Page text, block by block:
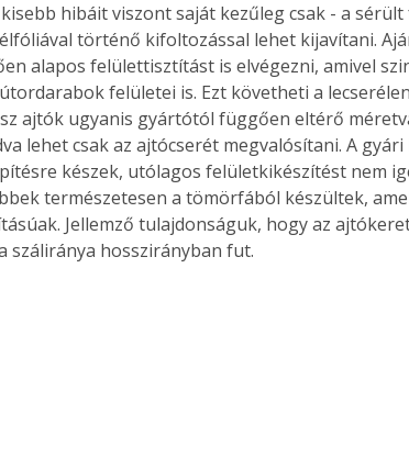
hibáit viszont saját kezűleg csak - a
történő kifoltozással lehet kijavítani.
alapos felülettisztítást is elvégezni, amivel
felületei is. Ezt követheti a
ajtók ugyanis gyártótól függően eltérő
lehet csak az ajtócserét megvalósítani. A
készek, utólagos felületkikészítést nem
természetesen a tömörfából készültek,
Jellemző tulajdonságuk, hogy az
száliránya hosszirányban fut.